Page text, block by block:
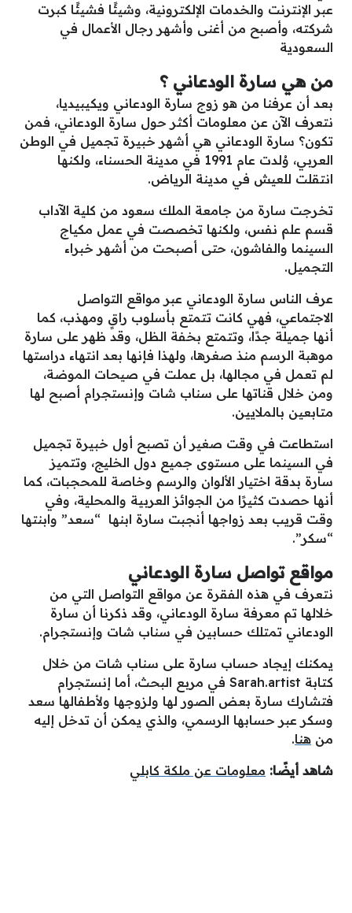
عبر الإنترنت والخدمات الإلكترونية، وشيئًا فشيئًا كبرت
شركته، وأصبح من أغنى وأشهر رجال الأعمال في
السعودية
من هي سارة الودعاني ؟
بعد أن عرفنا من هو زوج سارة الودعاني ويكيبيديا،
نتعرف الآن عن معلومات أكثر حول سارة الودعاني، فمن
تكون؟ سارة الودعاني هي أشهر خبيرة تجميل في الوطن
العربي، وُلدت عام 1991 في مدينة الحسناء، ولكنها
انتقلت للعيش في مدينة الرياض.
تخرجت سارة من جامعة الملك سعود من كلية الآداب
قسم علم نفس، ولكنها تخصصت في عمل مكياج
السينما والفاشون، حتى أصبحت من أشهر خبراء
التجميل.
عرف الناس سارة الودعاني عبر مواقع التواصل
الاجتماعي، فهي كانت تتمتع بأسلوب راقٍ ومهذب، كما
أنها جميلة جدًا، وتتمتع بخفة الظل، وقد ظهر على سارة
موهبة الرسم منذ صغرها، ولهذا فإنها بعد انتهاء دراستها
لم تعمل في مجالها، بل عملت في صيحات الموضة،
ومن خلال قناتها على سناب شات وإنستجرام أصبح لها
متابعين بالملايين.
استطاعت في وقت صغير أن تصبح أول خبيرة تجميل
في السينما على مستوى جميع دول الخليج، وتتميز
سارة بدقة اختيار الألوان والرسم وخاصة للمحجبات، كما
أنها حصدت كثيرًا من الجوائز العربية والمحلية، وفي
وقت قريب بعد زواجها أنجبت سارة ابنها “سعد” وابنتها
“سكر”.
مواقع تواصل سارة الودعاني
نتعرف في هذه الفقرة عن مواقع التواصل التي من
خلالها تم معرفة سارة الودعاني، وقد ذكرنا أن سارة
الودعاني تمتلك حسابين في سناب شات وإنستجرام.
يمكنك إيجاد حساب سارة على سناب شات من خلال
كتابة Sarah.artist في مربع البحث، أما إنستجرام
فتشارك سارة بعض الصور لها ولزوجها ولأطفالها سعد
وسكر عبر حسابها الرسمي، والذي يمكن أن تدخل إليه
من هنا.
شاهد أيضًا: معلومات عن ملكة كابلي